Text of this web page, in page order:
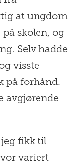
at ungdom
skolen, og
Selv hadde
visste
på forhånd.
avgjørende
jeg fikk til
variert